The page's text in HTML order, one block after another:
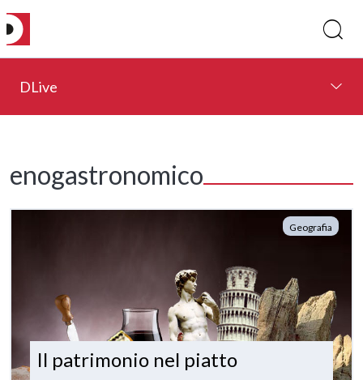
DLive
enogastronomico
Geografia
Il patrimonio nel piatto